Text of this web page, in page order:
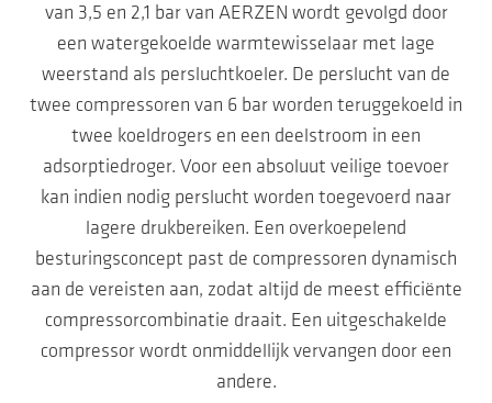
van 3,5 en 2,1 bar van AERZEN wordt gevolgd door
een watergekoelde warmtewisselaar met lage
weerstand als persluchtkoeler. De perslucht van de
twee compressoren van 6 bar worden teruggekoeld in
twee koeldrogers en een deelstroom in een
adsorptiedroger. Voor een absoluut veilige toevoer
kan indien nodig perslucht worden toegevoerd naar
lagere drukbereiken. Een overkoepelend
besturingsconcept past de compressoren dynamisch
aan de vereisten aan, zodat altijd de meest efficiënte
compressorcombinatie draait. Een uitgeschakelde
compressor wordt onmiddellijk vervangen door een
andere.